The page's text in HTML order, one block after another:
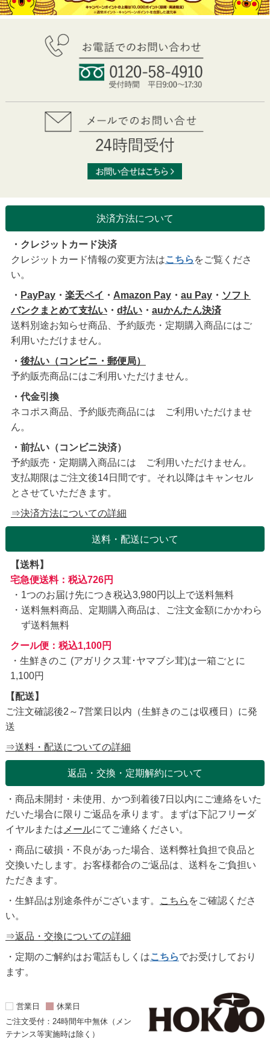
決済方法について
・クレジットカード決済
クレジットカード情報の変更方法はこちら をご覧くださ
い。
・ PayPay・ 楽天ペイ ・ Amazon Pay・ au Pay・ ソフト
バンクまとめて支払い・ d払い・ auかんたん決済
送料別途お知らせ商品、予約販売・定期購入商品にはご
利用いただけません。
・ 後払い（コンビニ・郵便局）
予約販売商品にはご利用いただけません。
・代金引換
ネコポス商品、予約販売商品には ご利用いただけませ
ん。
・前払い（コンビニ決済）
予約販売・定期購入商品には ご利用いただけません。
支払期限はご注文後14日間です。それ以降はキャンセル
とさせていただきます。
⇒決済方法についての詳細
送料・配送について
【送料】
宅急便送料：税込726円
1つのお届け先につき税込3,980円以上で送料無料
送料無料商品、定期購入商品は、ご注文金額にかかわら
ず送料無料
クール便：税込1,100円
・生鮮きのこ (アガリクス茸･ヤマブシ茸)は一箱ごとに
1,100円
【配送】
ご注文確認後2～7営業日以内（生鮮きのこは収穫日）に発
送
⇒送料・配送についての詳細
返品・交換・定期解約について
・商品未開封・未使用、かつ到着後7日以内にご連絡をいた
だいた場合に限りご返品を承ります。まずは下記フリーダ
イヤルまたは メールにてご連絡ください。
・商品に破損・不良があった場合、送料弊社負担で良品と
交換いたします。お客様都合のご返品は、送料をご負担い
ただきます。
・生鮮品は別途条件がございます。
こちら をご確認くださ
い。
⇒返品・交換についての詳細
・定期のご解約はお電話もしくはこちらでお受けしており
ます。
営業日
休業日
ご注文受付：24時間年中無休（メン
テナンス等実施時は除く）